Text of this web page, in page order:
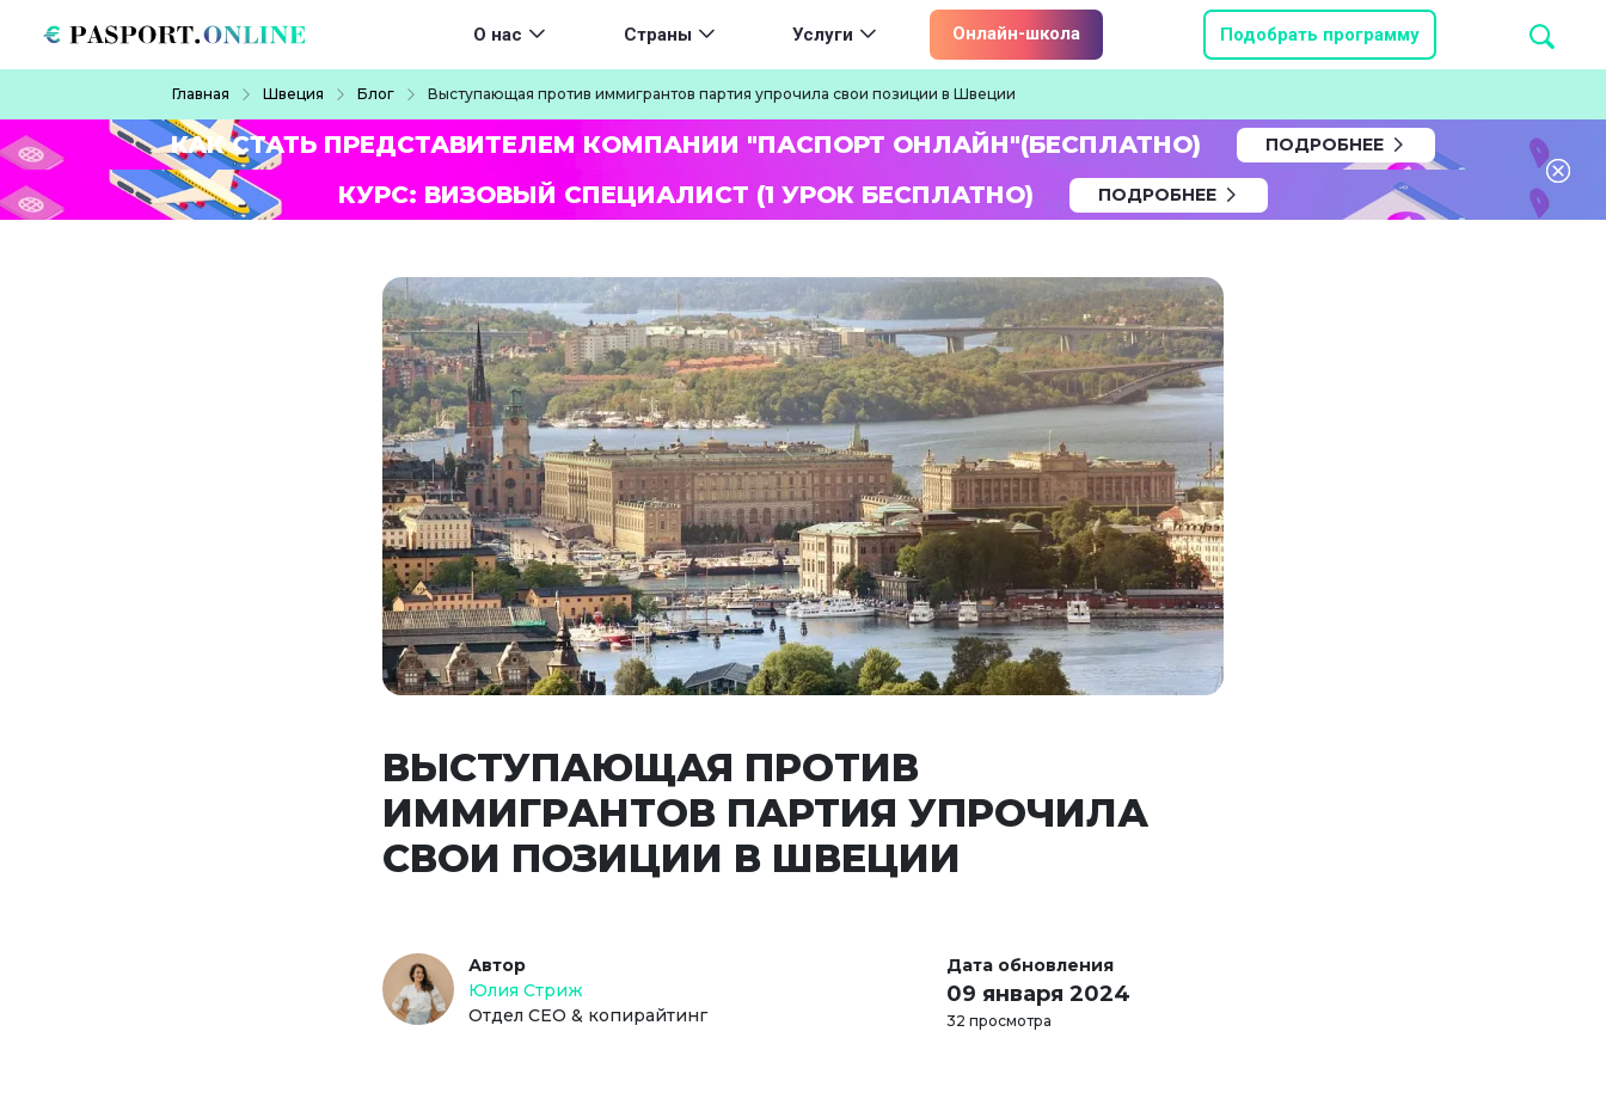
Main navigation
О нас Страны Услуги Онлайн-школа Подобрать программу
Главная Швеция Блог Выступающая против иммигрантов партия упрочила свои позиции в Швеции
КАК СТАТЬ ПРЕДСТАВИТЕЛЕМ КОМПАНИИ "ПАСПОРТ ОНЛАЙН"(БЕСПЛАТНО) ПОДРОБНЕЕ
КУРС: ВИЗОВЫЙ СПЕЦИАЛИСТ (1 УРОК БЕСПЛАТНО) ПОДРОБНЕЕ
ВЫСТУПАЮЩАЯ ПРОТИВ
ИММИГРАНТОВ ПАРТИЯ УПРОЧИЛА
СВОИ ПОЗИЦИИ В ШВЕЦИИ
Автор
Юлия Стриж
Отдел СЕО & копирайтинг
Дата обновления
09 января 2024
32 просмотра